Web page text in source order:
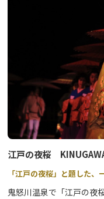
冬のおもてなし企画を用
します。冬の湯元温泉
奥日光湯元温泉旅館協
特典がございます。
◆アウトドアデイズ in 日
参加チケット（1枚2,000
ラム7種の中からお好き
回分・用具使用料込み）
＜奥日光湯元温泉旅館協
シュバック特典付き！＞
アウトドアデイズ参加チ
ャッシュバック（お一人
江戸の夜桜
「江戸の夜桜」と題した
鬼怒川温泉で「江戸の夜